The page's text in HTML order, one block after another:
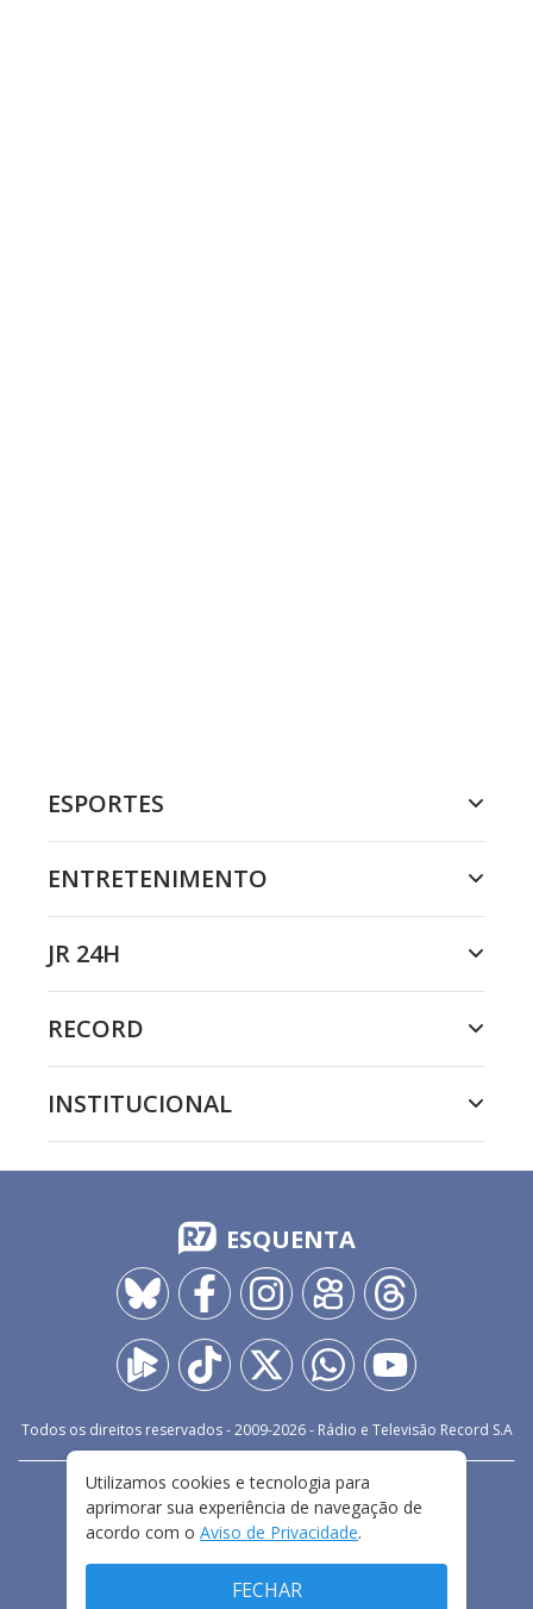
ESPORTES
ENTRETENIMENTO
JR 24H
RECORD
INSTITUCIONAL
ESQUENTA
Todos os direitos reservados - 2009-2026- Rádio e Televisão Record S.A
FALE CONOSCO
PRIVACIDADE
TERMOS E CONDIÇÕES DE USO
Utilizamos cookies e tecnologia para
aprimorar sua experiência de navegação de
acordo com o Aviso de Privacidade.
FECHAR